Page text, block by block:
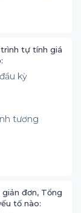
tự tính giá
kỳ
tương
đơn, Tổng
tố nào: